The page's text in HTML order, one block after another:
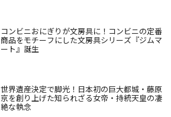
コンビニおにぎりが文房具に！コンビニの定番
商品をモチーフにした文房具シリーズ『ジムマ
ート』誕生
世界遺産決定で脚光！日本初の巨大都城・藤原
京を創り上げた知られざる女帝・持統天皇の凄
絶な執念